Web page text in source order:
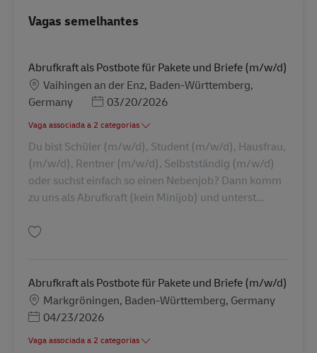
Vagas semelhantes
Abrufkraft als Postbote für Pakete und Briefe (m/w/d)
Localização
Vaihingen an der Enz, Baden-Württemberg,
Germany
Posted Date
03/20/2026
Vaga associada a 2 categorias
Du bist Schüler (m/w/d), Student (m/w/d), Hausfrau,
(m/w/d), Rentner (m/w/d), Selbstständig (m/w/d)
oder suchst einfach so einen Nebenjob? Dann komm
zu uns als Abrufkraft (kein Minijob) und unterst...
Abrufkraft als Postbote für Pakete und Briefe (m/w/d)
Localização
Markgröningen, Baden-Württemberg, Germany
Posted Date
04/23/2026
Vaga associada a 2 categorias